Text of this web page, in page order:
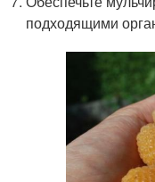
подходящими